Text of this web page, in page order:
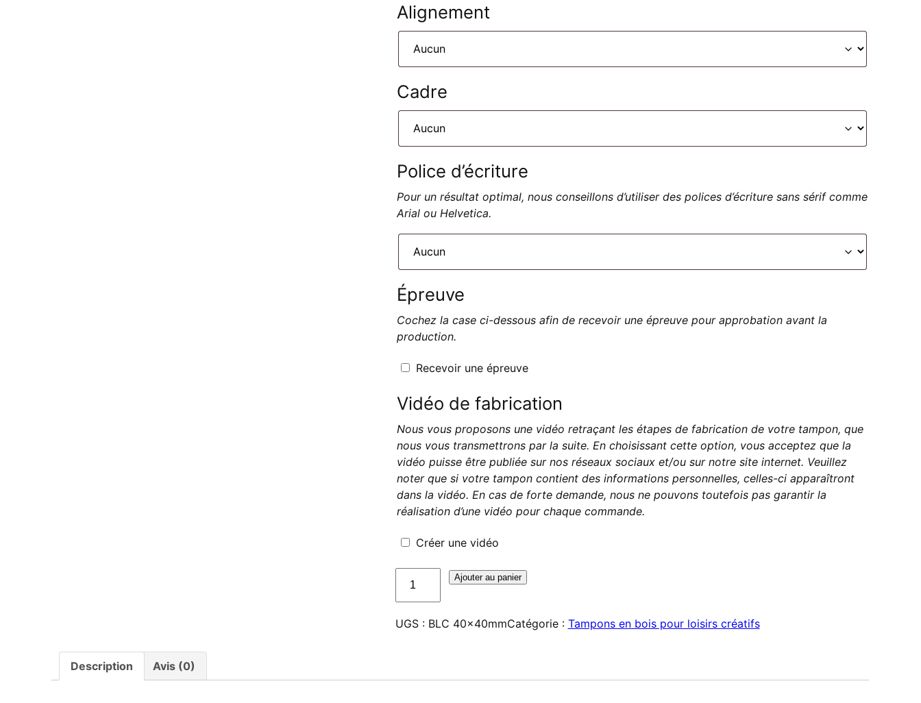
Alignement
Cadre
Police d’écriture
Pour un résultat optimal, nous conseillons d’utiliser des polices d’écriture sans sérif comme
Arial ou Helvetica.
Épreuve
Cochez la case ci-dessous afin de recevoir une épreuve pour approbation avant la
production.
Recevoir une épreuve
Vidéo de fabrication
Nous vous proposons une vidéo retraçant les étapes de fabrication de votre tampon, que
nous vous transmettrons par la suite. En choisissant cette option, vous acceptez que la
vidéo puisse être publiée sur nos réseaux sociaux et/ou sur notre site internet. Veuillez
noter que si votre tampon contient des informations personnelles, celles-ci apparaîtront
dans la vidéo. En cas de forte demande, nous ne pouvons toutefois pas garantir la
réalisation d’une vidéo pour chaque commande.
Créer une vidéo
en
Ajouter au panier
UGS : BLC 40x40mmCatégorie : Tampons en bois pour loisirs créatifs
Description Avis (0)